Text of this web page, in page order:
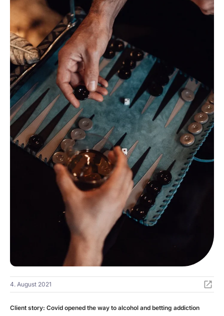
4. August 2021
Client story: Covid opened the way to alcohol and betting addiction